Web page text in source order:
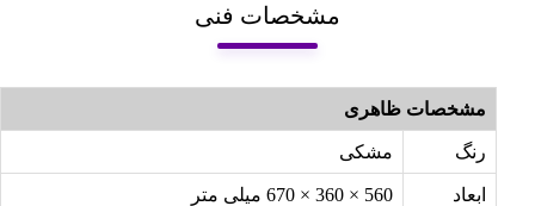
مشخصات فنی
مشخصات ظاهری
رنگ مشکی
ابعاد 560 × 360 × 670 میلی متر